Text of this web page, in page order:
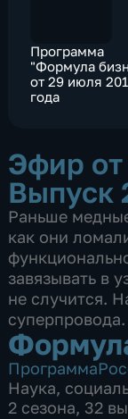
Программа
"Формула
от 29 июля
года
Эфир от
Выпуск
Раньше
как они
завязывать в
не случится.
суперпровода.
Программа
Наука,
2 сезона, 32